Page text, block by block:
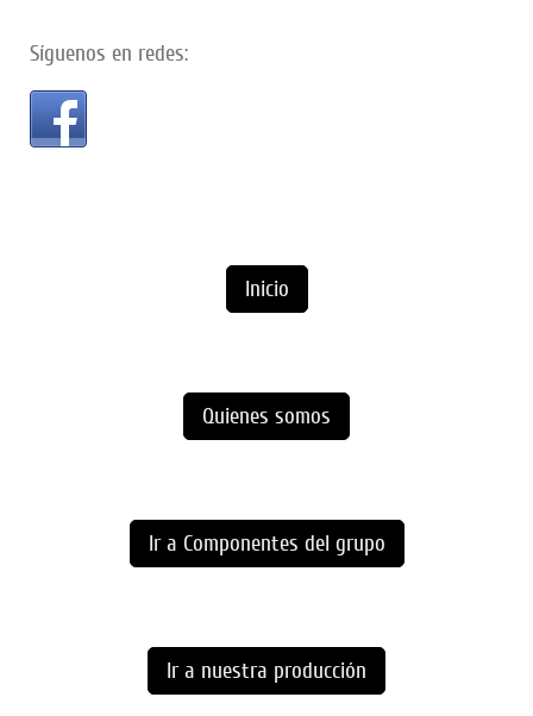
Síguenos en redes:
Inicio
Quienes somos
Ir a Componentes del grupo
Ir a nuestra producción